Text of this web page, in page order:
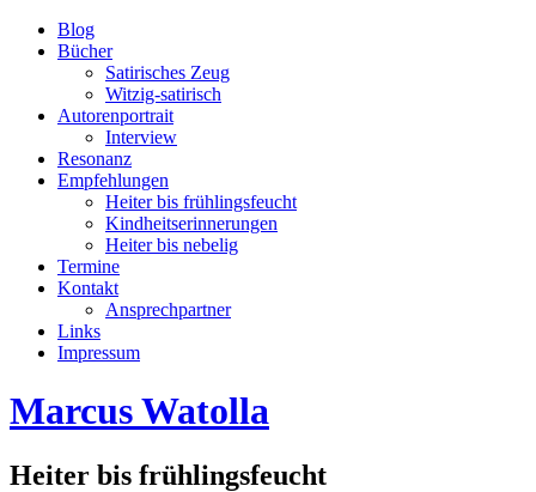
Blog
Bücher
Satirisches Zeug
Witzig-satirisch
Autorenportrait
Interview
Resonanz
Empfehlungen
Heiter bis frühlingsfeucht
Kindheitserinnerungen
Heiter bis nebelig
Termine
Kontakt
Ansprechpartner
Links
Impressum
Marcus Watolla
Heiter bis frühlingsfeucht